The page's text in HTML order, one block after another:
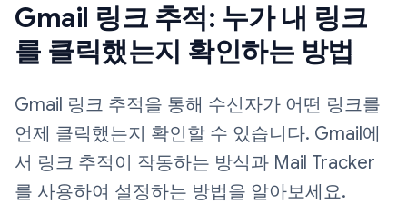
Gmail 링크 추적: 누가 내 링크
를 클릭했는지 확인하는 방법
Gmail 링크 추적을 통해 수신자가 어떤 링크를
언제 클릭했는지 확인할 수 있습니다. Gmail에
서 링크 추적이 작동하는 방식과 Mail Tracker
를 사용하여 설정하는 방법을 알아보세요.